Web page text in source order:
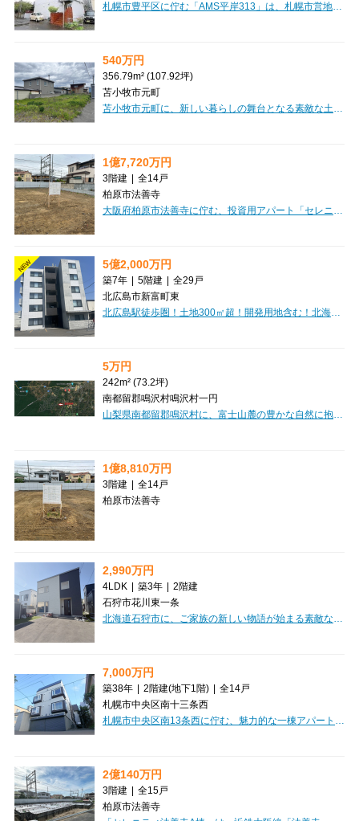
540万円
356.79m² (107.92坪)
苫小牧市元町
1億7,720万円
3階建 | 全14戸
柏原市法善寺
NEW 5億2,000万円
築7年 | 5階建 | 全29戸
北広島市新富町東
5万円
242m² (73.2坪)
南都留郡鳴沢村鳴沢村一円
1億8,810万円
3階建 | 全14戸
柏原市法善寺
2,990万円
4LDK | 築3年 | 2階建
石狩市花川東一条
7,000万円
築38年 | 2階建(地下1階) | 全14戸
札幌市中央区南十三条西
2億140万円
3階建 | 全15戸
柏原市法善寺